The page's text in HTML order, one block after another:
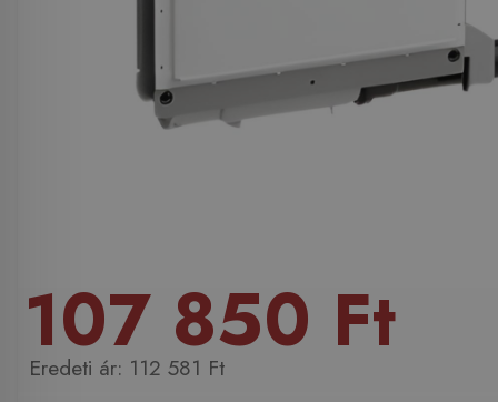
107 850 Ft
112 581 Ft